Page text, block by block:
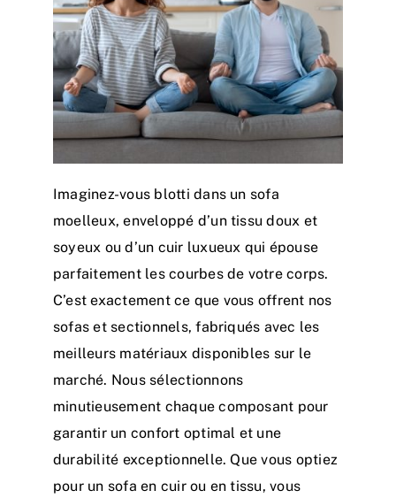
Imaginez-vous blotti dans un sofa
moelleux, enveloppé d’un tissu doux et
soyeux ou d’un cuir luxueux qui épouse
parfaitement les courbes de votre corps.
C’est exactement ce que vous offrent nos
sofas et sectionnels, fabriqués avec les
meilleurs matériaux disponibles sur le
marché. Nous sélectionnons
minutieusement chaque composant pour
garantir un confort optimal et une
durabilité exceptionnelle. Que vous optiez
pour un sofa en cuir ou en tissu, vous